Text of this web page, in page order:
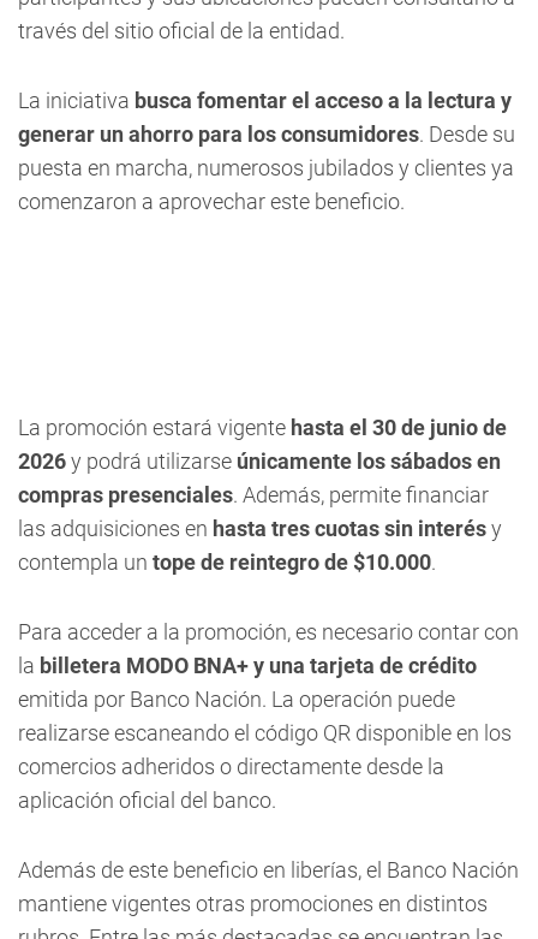
través del sitio oficial de la entidad.
La iniciativa busca fomentar el acceso a la lectura y
generar un ahorro para los consumidores. Desde su
puesta en marcha, numerosos jubilados y clientes ya
comenzaron a aprovechar este beneficio.
La promoción estará vigente hasta el 30 de junio de
2026y podrá utilizarse únicamente los sábados en
compras presenciales. Además, permite financiar
las adquisiciones en hasta tres cuotas sin interésy
contempla un tope de reintegro de $10.000.
Para acceder a la promoción, es necesario contar con
la billetera MODO BNA+ y una tarjeta de crédito
emitida por Banco Nación. La operación puede
realizarse escaneando el código QR disponible en los
comercios adheridos o directamente desde la
aplicación oficial del banco.
Además de este beneficio en liberías, el Banco Nación
mantiene vigentes otras promociones en distintos